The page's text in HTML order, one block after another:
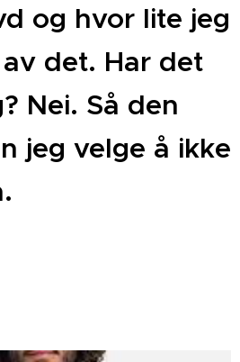
og hvor lite jeg
det. Har det
Nei. Så den
jeg velge å ikke